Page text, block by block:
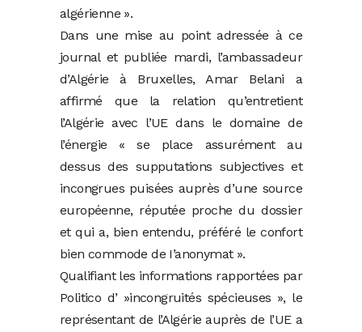
algérienne ».
Dans une mise au point adressée à ce
journal et publiée mardi, l’ambassadeur
d’Algérie à Bruxelles, Amar Belani a
affirmé que la relation qu’entretient
l’Algérie avec l’UE dans le domaine de
l’énergie « se place assurément au
dessus des supputations subjectives et
incongrues puisées auprès d’une source
européenne, réputée proche du dossier
et qui a, bien entendu, préféré le confort
bien commode de I’anonymat ».
Qualifiant les informations rapportées par
Politico d’ »incongruités spécieuses », le
représentant de l’Algérie auprès de l’UE a